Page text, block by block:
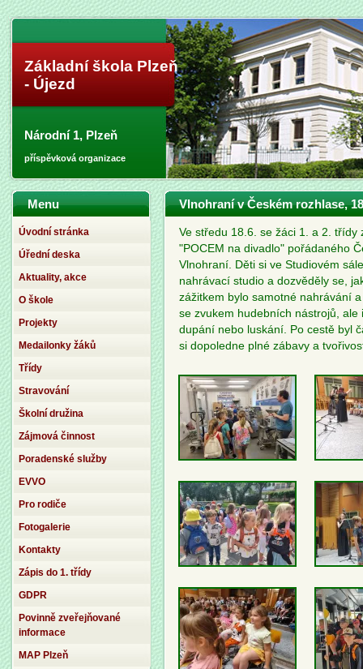
Základní škola Plzeň
- Újezd
Národní 1, Plzeň
příspěvková organizace
Vlnohraní v Českém rozhlase,
Ve středu 18.6. se žáci 1. a 2.
"POCEM na divadlo" pořádaného
Vlnohraní. Děti si ve Studiovém
nahrávací studio a dozvěděly se,
zážitkem bylo samotné nahrávání
se zvukem hudebních nástrojů,
dupání nebo luskání. Po cestě byl
si dopoledne plné zábavy a
Menu
Úvodní stránka
Úřední deska
Aktuality, akce
O škole
Projekty
Medailonky žáků
Třídy
Stravování
Školní družina
Zájmová činnost
Poradenské služby
EVVO
Pro rodiče
Fotogalerie
Kontakty
Zápis do 1. třídy
GDPR
Povinně zveřejňované
informace
MAP Plzeň